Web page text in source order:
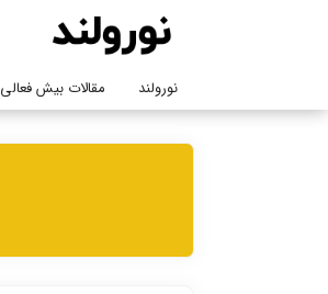
نورولند مقالات بیش فعالی